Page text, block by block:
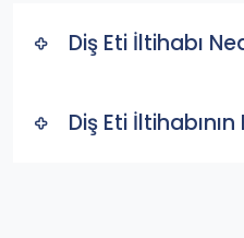
Diş Eti İltihabı
Diş Eti